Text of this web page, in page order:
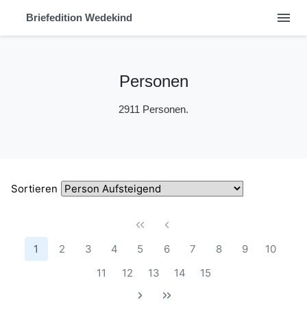
Briefedition Wedekind menu
Personen
2911 Personen.
Sortieren
1 2 3 4 5 6 7 8 9
10
11
12 13 14 15